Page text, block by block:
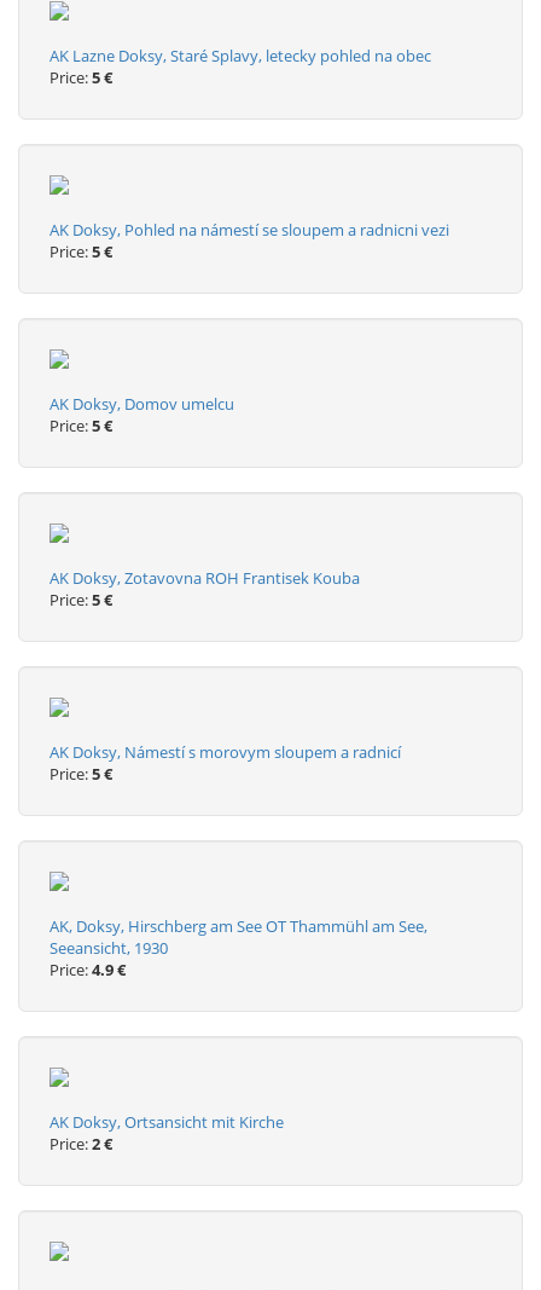
AK Lazne Doksy, Staré Splavy, letecky pohled na obec
Price:5 €
AK Doksy, Pohled na námestí se sloupem a radnicni vezi
Price:5 €
AK Doksy, Domov umelcu
Price:5 €
AK Doksy, Zotavovna ROH Frantisek Kouba
Price:5 €
AK Doksy, Námestí s morovym sloupem a radnicí
Price:5 €
AK, Doksy, Hirschberg am See OT Thammühl am See,
Seeansicht, 1930
Price:4.9 €
AK Doksy, Ortsansicht mit Kirche
Price:2 €